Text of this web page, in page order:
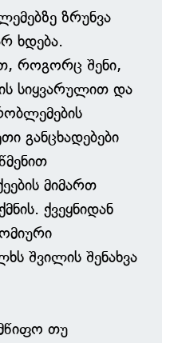
ზრუნვა
ხდება.
როგორც შენი,
სიყვარულით და
განცხადებები
მიმართ
ქვეყნიდან
შვილის შენახვა
თუ